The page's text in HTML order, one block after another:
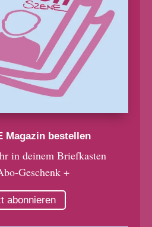
Magazin bestellen
in deinem Briefkasten
Geschenk +
abonnieren